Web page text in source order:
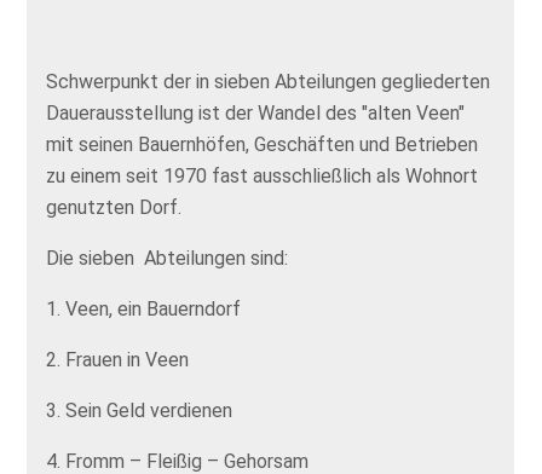
Schwerpunkt der in sieben Abteilungen gegliederten
Dauerausstellung ist der Wandel des "alten Veen"
mit seinen Bauernhöfen, Geschäften und Betrieben
zu einem seit 1970 fast ausschließlich als Wohnort
genutzten Dorf.
Die sieben Abteilungen sind:
1. Veen, ein Bauerndorf
2. Frauen in Veen
3. Sein Geld verdienen
4. Fromm – Fleißig – Gehorsam